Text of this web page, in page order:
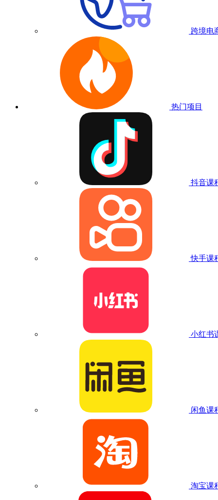
跨境电
热门项目
抖音课
快手课
小红书
闲鱼课
淘宝课